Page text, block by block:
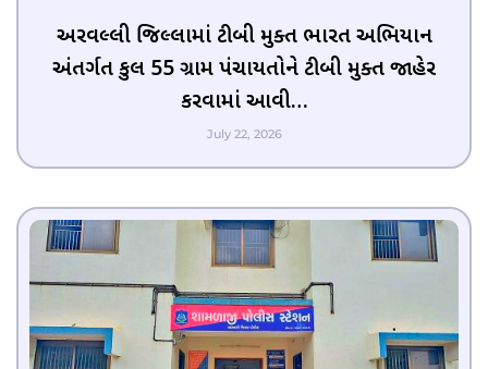
અરવલ્લી જિલ્લામાં ટીબી મુક્ત ભારત અભિયાન
અંતર્ગત કુલ 55 ગ્રામ પંચાયતોને ટીબી મુક્ત જાહેર
કરવામાં આવી…
July 22, 2026